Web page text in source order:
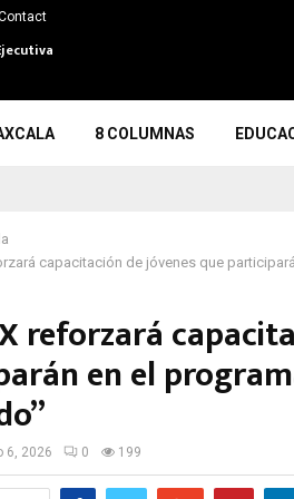
8 COLUMNAS
capacitación de jóvenes que
reforzará
en el
6, 2026 0 199